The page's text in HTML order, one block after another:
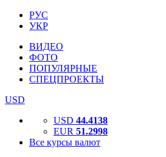
РУС
УКР
ВИДЕО
ФОТО
ПОПУЛЯРНЫЕ
СПЕЦПРОЕКТЫ
USD
USD 44.4138
EUR 51.2998
Все курсы валют